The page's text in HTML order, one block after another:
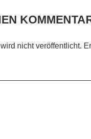
nicht veröffentlicht.